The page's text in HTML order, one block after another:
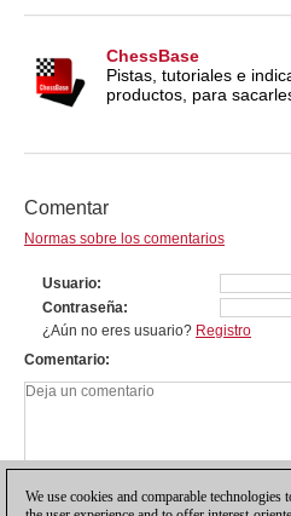
ChessBase
Pistas, tutoriales e
productos, para
Comentar
Normas sobre los comentarios
Usuario
Contraseña
¿Aún no eres usuario? Registro
Comentario
We use cookies and comparable